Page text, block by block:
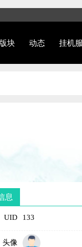
块 动态 挂机
息
UID 133
头像